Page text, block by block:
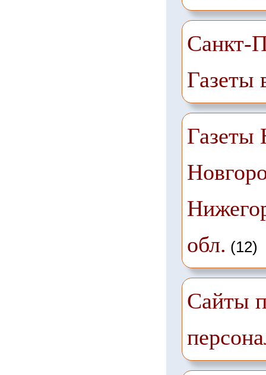
Санкт-
Газеты
Газеты
обл. (12)
Сайты